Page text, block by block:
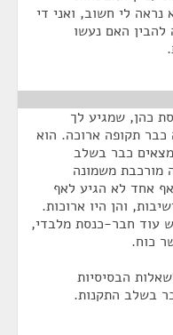
נראה לי חשוב, ואני די
האם נעשו
כהן, שמגיע לך
תקופה ארוכה. הוא
כבר בשלב
מורכבת משמונה
אחד לא הגיע לאף
והן היו ארוכות.
עוד חבר-כנסת מלבדי,
כוח.
הבסיסיות
בשלב התקנות.